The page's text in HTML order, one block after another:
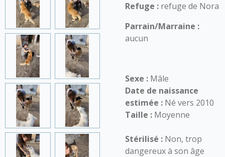
Refuge : refuge de Nora
Parrain/Marraine :
aucun
Sexe : Mâle
Date de naissance
estimée : Né vers 2010
Taille : Moyenne
Stérilisé : Non, trop
dangereux à son âge